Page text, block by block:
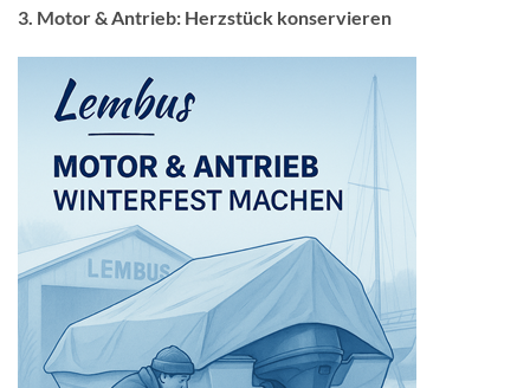
3. Motor & Antrieb: Herzstück konservieren